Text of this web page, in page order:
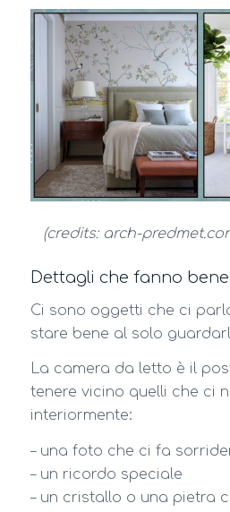
(credits: arch-
Dettagli che fanno bene
Ci sono oggetti che ci
stare bene al solo
La camera da letto è il
tenere vicino quelli che ci
interiormente:
– una foto che ci fa
– un ricordo speciale
– un cristallo o una pietra